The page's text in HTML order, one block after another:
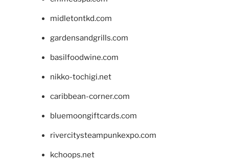
midletontkd.com
gardensandgrills.com
basilfoodwine.com
nikko-tochigi.net
caribbean-corner.com
bluemoongiftcards.com
rivercitysteampunkexpo.com
kchoops.net